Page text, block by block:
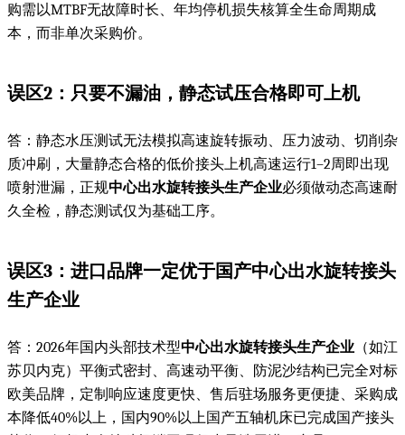
购需以MTBF无故障时长、年均停机损失核算全生命周期成
本，而非单次采购价。
误区2：只要不漏油，静态试压合格即可上机
答：静态水压测试无法模拟高速旋转振动、压力波动、切削杂
质冲刷，大量静态合格的低价接头上机高速运行1–2周即出现
喷射泄漏，正规中心出水旋转接头生产企业必须做动态高速耐
久全检，静态测试仅为基础工序。
误区3：进口品牌一定优于国产中心出水旋转接头
生产企业
答：2026年国内头部技术型中心出水旋转接头生产企业 （如江
苏贝内克）平衡式密封、高速动平衡、防泥沙结构已完全对标
欧美品牌，定制响应速度更快、售后驻场服务更便捷、采购成
本降低40%以上，国内90%以上国产五轴机床已完成国产接头